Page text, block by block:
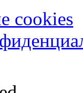
cookies